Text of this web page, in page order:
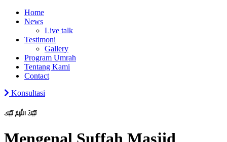
Home
News
Live talk
Testimoni
Gallery
Program Umrah
Tentang Kami
Contact
Konsultasi
لَبَّيْكَ اللَّهُمَّ لَبَّيْك